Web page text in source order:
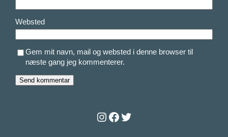
Websted
Gem mit navn, mail og websted i denne browser til
næste gang jeg kommenterer.
Instagram
Facebook
Twitter